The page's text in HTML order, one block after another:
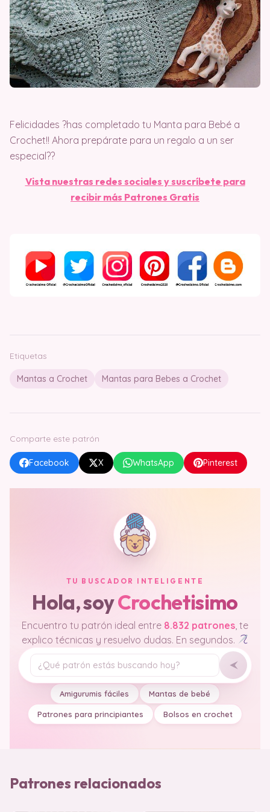
Felicidades ​?​has completado tu Manta para Bebé a
Crochet!! Ahora prepárate para un regalo a un ser
especial?​​?
Vista nuestras redes sociales y suscríbete para
recibir más Patrones Gratis
Etiquetas
Mantas a Crochet Mantas para Bebes a Crochet
Comparte este patrón
Facebook X WhatsApp Pinterest
TU BUSCADOR INTELIGENTE
Hola, soyCrochetisimo
Encuentro tu patrón ideal entre 8.832 patrones , te
explico técnicas y resuelvo dudas. En segundos.
Tu pregunta
Amigurumis fáciles Mantas de bebé
Patrones para principiantes Bolsos en crochet
Patrones relacionados